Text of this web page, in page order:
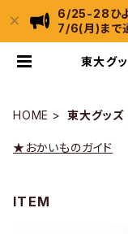
6/25-28ひよ
7/6(月)まで
東大グ
HOME 東大グッズ
★おかいものガイド
ITEM